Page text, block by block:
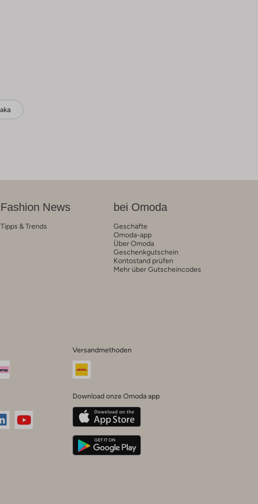
Fashion News
Tipps & Trends
bei Omoda
Geschäfte
Omoda-app
Über Omoda
Geschenkgutschein
Kontostand prüfen
Mehr über Gutscheincodes
Versandmethoden
Download onze Omoda app